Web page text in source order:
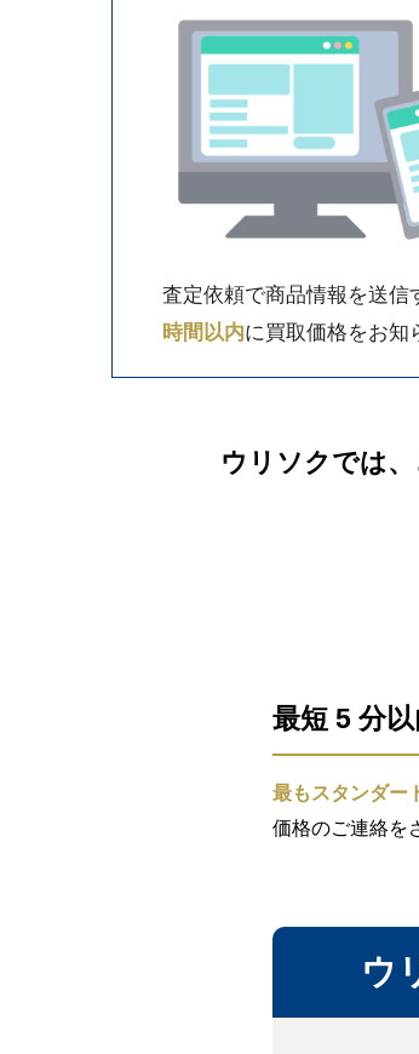
査定依頼で商品情報を送信
時間以内に買取価格をお知
ウリソクでは
最短 5 分
最もスタンダー
価格のご連絡を
ウ